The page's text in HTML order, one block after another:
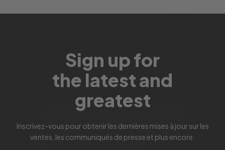
Sign up for
the latest and
greatest
Inscrivez-vous pour obtenir les dernières mises à jour sur les
ventes, les communiqués de presse et plus encore.